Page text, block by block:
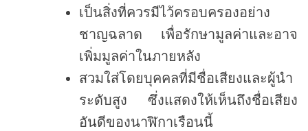
เป็นสิ่งที่ควรมีไว้ครอบครองอย่าง
ชาญฉลาด เพื่อรักษามูลค่าและอาจ
เพิ่มมูลค่าในภายหลัง
สวมใส่โดยบุคคลที่มีชื่อเสียงและผู้นำ
ระดับสูง ซึ่งแสดงให้เห็นถึงชื่อเสียง
อันดีของนาฬิกาเรือนนี้